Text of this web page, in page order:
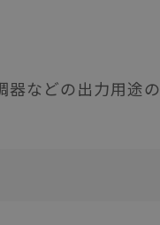
器などの出力用途の